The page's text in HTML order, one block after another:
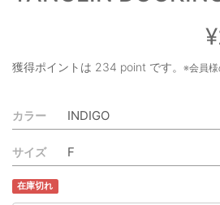
ご利用規約
獲得ポイントは 234 point です。 ※会員
カラー
サイズ
在庫切れ